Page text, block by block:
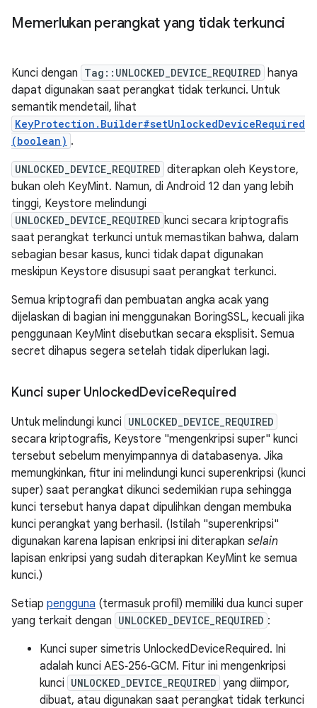
Memerlukan perangkat yang tidak terkunci
Kunci dengan Tag::UNLOCKED_DEVICE_REQUIRED hanya
dapat digunakan saat perangkat tidak terkunci. Untuk
semantik mendetail, lihat
KeyProtection.Builder#setUnlockedDeviceRequired
(boolean) .
UNLOCKED_DEVICE_REQUIRED diterapkan oleh Keystore,
bukan oleh KeyMint. Namun, di Android 12 dan yang lebih
tinggi, Keystore melindungi
UNLOCKED_DEVICE_REQUIRED kunci secara kriptografis
saat perangkat terkunci untuk memastikan bahwa, dalam
sebagian besar kasus, kunci tidak dapat digunakan
meskipun Keystore disusupi saat perangkat terkunci.
Semua kriptografi dan pembuatan angka acak yang
dijelaskan di bagian ini menggunakan BoringSSL, kecuali jika
penggunaan KeyMint disebutkan secara eksplisit. Semua
secret dihapus segera setelah tidak diperlukan lagi.
Kunci super Unlocked DeviceRequired
Untuk melindungi kunci UNLOCKED_DEVICE_REQUIRED
secara kriptografis, Keystore "mengenkripsi super" kunci
tersebut sebelum menyimpannya di databasenya. Jika
memungkinkan, fitur ini melindungi kunci superenkripsi (kunci
super) saat perangkat dikunci sedemikian rupa sehingga
kunci tersebut hanya dapat dipulihkan dengan membuka
kunci perangkat yang berhasil. (Istilah "superenkripsi"
digunakan karena lapisan enkripsi ini diterapkan selain
lapisan enkripsi yang sudah diterapkan KeyMint ke semua
kunci.)
Setiap pengguna (termasuk profil) memiliki dua kunci super
yang terkait dengan UNLOCKED_DEVICE_REQUIRED :
Kunci super simetris UnlockedDeviceRequired. Ini
adalah kunci AES‑256‑GCM. Fitur ini mengenkripsi
kunci UNLOCKED_DEVICE_REQUIRED yang diimpor,
dibuat, atau digunakan saat perangkat tidak terkunci